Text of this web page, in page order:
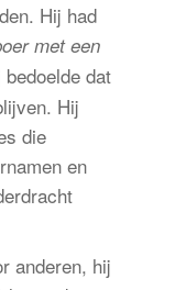
Hij had
met een
dat
Hij
die
en
anderen, hij